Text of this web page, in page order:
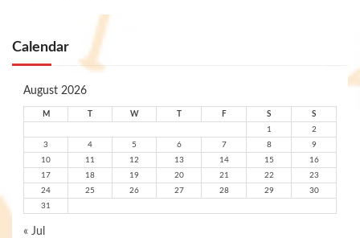
Calendar
August 2026
M W F S
S
1
2
3
4 5 6 7 8
9
10
11 12 13 14 15
16
17
18 19 20 21 22
23
24
25 26 27 28 29
30
31
« Jul